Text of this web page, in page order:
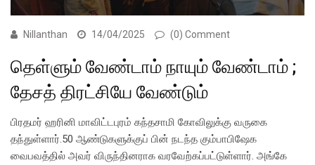
Nillanthan 14/04/2025 (0) Comment
தெள்ளும் வேண்டாம் நாயும் வேண்டாம் ;
தேசத் திரட்சியே வேண்டும்
பிரதமர் ஹரினி மாவிட்டபுரம் கந்தசாமி கோவிலுக்கு வருகை
தந்துள்ளார்.50 ஆண்டுகளுக்குப் பின் நடந்த கும்பாபிஷேக
வைபவத்தில் அவர் விருந்தினராக வரவேற்கப்பட்டுள்ளார். அங்கே